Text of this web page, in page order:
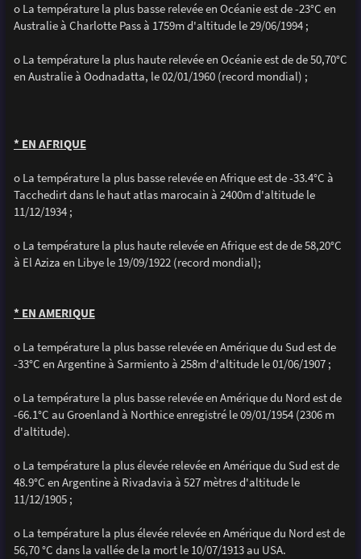
o La température la plus basse relevée en Océanie est de -23°C en
Australie à Charlotte Pass à 1759m d'altitude le 29/06/1994 ;
o La température la plus haute relevée en Océanie est de de 50,70°C
en Australie à Oodnadatta, le 02/01/1960 (record mondial) ;
* EN AFRIQUE
o La température la plus basse relevée en Afrique est de -33.4°C à
Tacchedirt dans le haut atlas marocain à 2400m d'altitude le
11/12/1934 ;
o La température la plus haute relevée en Afrique est de de 58,20°C
à El Aziza en Libye le 19/09/1922 (record mondial);
* EN AMERIQUE
o La température la plus basse relevée en Amérique du Sud est de
-33°C en Argentine à Sarmiento à 258m d'altitude le 01/06/1907 ;
o La température la plus basse relevée en Amérique du Nord est de
-66.1°C au Groenland à Northice enregistré le 09/01/1954 (2306 m
d'altitude).
o La température la plus élevée relevée en Amérique du Sud est de
48.9°C en Argentine à Rivadavia à 527 mètres d'altitude le
11/12/1905 ;
o La température la plus élevée relevée en Amérique du Nord est de
56,70 °C dans la vallée de la mort le 10/07/1913 au USA.